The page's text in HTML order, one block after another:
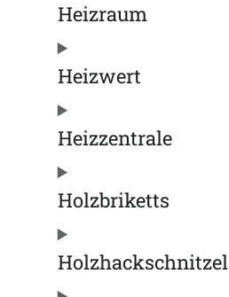
Heizraum
Heizwert
Heizzentrale
Holzbriketts
Holzhackschnitzel